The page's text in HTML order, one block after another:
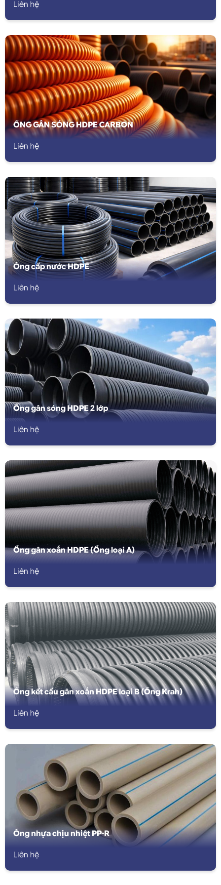
Liên hệ
ỐNG GÂN SÓNG HDPE CARBON
Liên hệ
Ống cấp nước HDPE
Liên hệ
Ống gân sóng HDPE 2 lớp
Liên hệ
Ống gân xoắn HDPE (Ống loại A)
Liên hệ
Ống kết cấu gân xoắn HDPE loại B (Ống Krah)
Liên hệ
Ống nhựa chịu nhiệt PP-R
Liên hệ